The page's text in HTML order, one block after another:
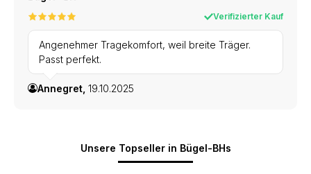
Verifizierter Kauf
Angenehmer Tragekomfort, weil breite Träger.
Passt perfekt.
Annegret, 19.10.2025
Unsere Topseller in Bügel-BHs